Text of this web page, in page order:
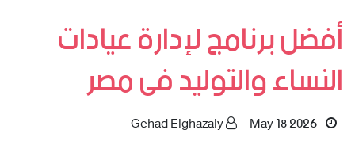
أفضل برنامج لإدارة عيادات
النساء والتوليد فى مصر
May 18 2026
Gehad Elghazaly